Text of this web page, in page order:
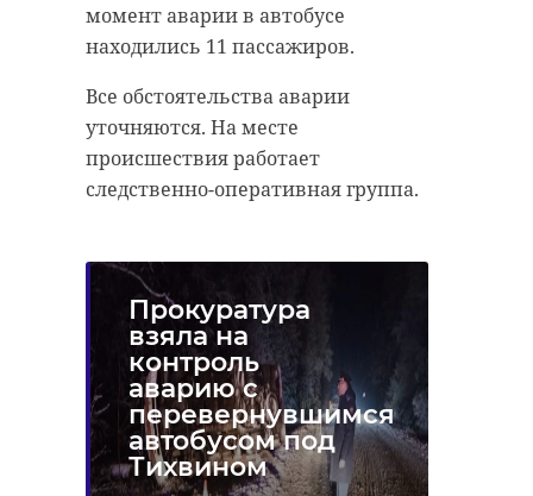
момент аварии в автобусе
находились 11 пассажиров.
Все обстоятельства аварии
уточняются. На месте
происшествия работает
следственно-оперативная группа.
Прокуратура
взяла на
контроль
аварию с
перевернувшимся
автобусом под
Тихвином
"Арена" в Гатчине
приняла
международный
турнир по ин ...
01 декабря 2023, 21:26
Команда
привезла
06 марта 2024, 06:31
Фото: прокуратура Ленинградской
области
тихвин авария